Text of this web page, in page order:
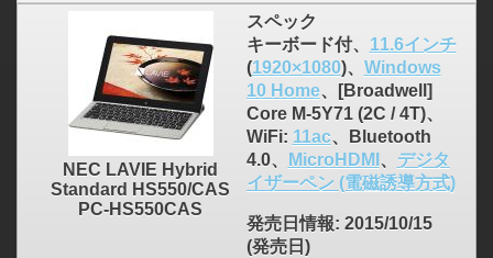
NEC LAVIE Hybrid
Standard HS550/CAS
PC-HS550CAS
スペック
キーボード付、 11.6インチ
(1920×1080)、 Windows
10 Home、[Broadwell]
Core M-5Y71 (2C / 4T)、
WiFi: 11ac、Bluetooth
4.0、
MicroHDMI 、 デジタ
イザーペン (電磁誘導方式)
発売日情報: 2015/10/15
(発売日)